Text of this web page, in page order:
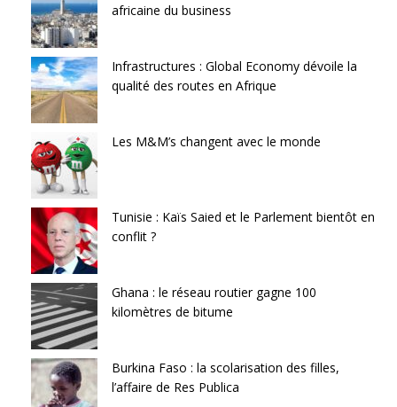
africaine du business
Infrastructures : Global Economy dévoile la
qualité des routes en Afrique
Les M&M’s changent avec le monde
Tunisie : Kaïs Saied et le Parlement bientôt en
conflit ?
Ghana : le réseau routier gagne 100
kilomètres de bitume
Burkina Faso : la scolarisation des filles,
l’affaire de Res Publica